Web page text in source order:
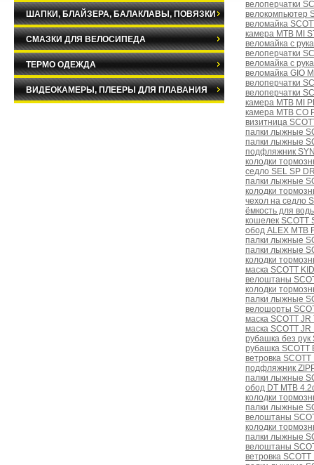
велоперчатки
велокомпьютер
веломайка
камера MTB MI
веломайка с
велоперчатки
веломайка с
веломайка GIO
велоперчатки
велоперчатки
камера MTB MI
камера MTB CO
визитница
палки лыжные
палки лыжные
подфляжник
колодки
седло SEL SP
палки лыжные
колодки
чехол на седло
ёмкость для
кошелек SCOTT
обод ALEX MTB
палки лыжные
палки лыжные
колодки
маска SCOTT
велоштаны
колодки
палки лыжные
велошорты
маска SCOTT
маска SCOTT
рубашка без рук
рубашка SCOTT
ветровка
подфляжник
палки лыжные
обод DT MTB
колодки
палки лыжные
велоштаны
колодки
палки лыжные
велоштаны
ветровка
ШАПКИ, БЛАЙЗЕРА, БАЛАКЛАВЫ, ПОВЯЗКИ
СМАЗКИ ДЛЯ ВЕЛОСИПЕДА
ТЕРМО ОДЕЖДА
ВИДЕОКАМЕРЫ, ПЛЕЕРЫ ДЛЯ ПЛАВАНИЯ